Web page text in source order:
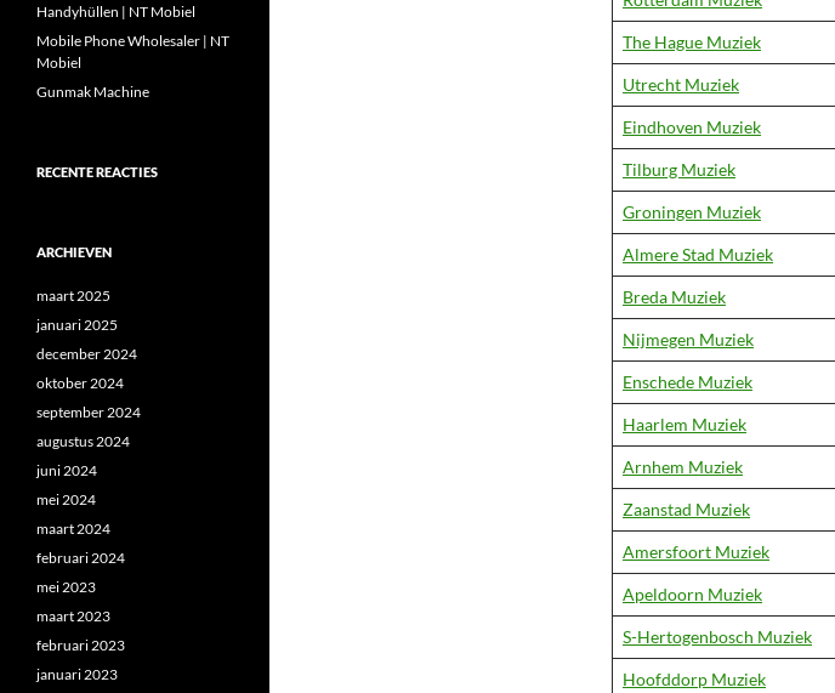
The Hague Muziek
Utrecht Muziek
Eindhoven Muziek
Tilburg Muziek
Groningen Muziek
Almere Stad Muziek
Breda Muziek
Nijmegen Muziek
Enschede Muziek
Haarlem Muziek
Arnhem Muziek
Zaanstad Muziek
Amersfoort Muziek
Apeldoorn Muziek
S-Hertogenbosch Muziek
Hoofddorp Muziek
Handyhüllen | NT Mobiel
Mobile Phone Wholesaler | NT
Mobiel
Gunmak Machine
RECENTE REACTIES
ARCHIEVEN
maart 2025
januari 2025
december 2024
oktober 2024
september 2024
augustus 2024
juni 2024
mei 2024
maart 2024
februari 2024
mei 2023
maart 2023
februari 2023
januari 2023